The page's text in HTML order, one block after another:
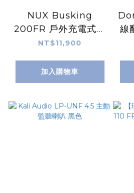
NUX Busking
200FR 戶外充電式全
頻音箱 FRFR監聽 附
NT$11,900
加入購物車
線